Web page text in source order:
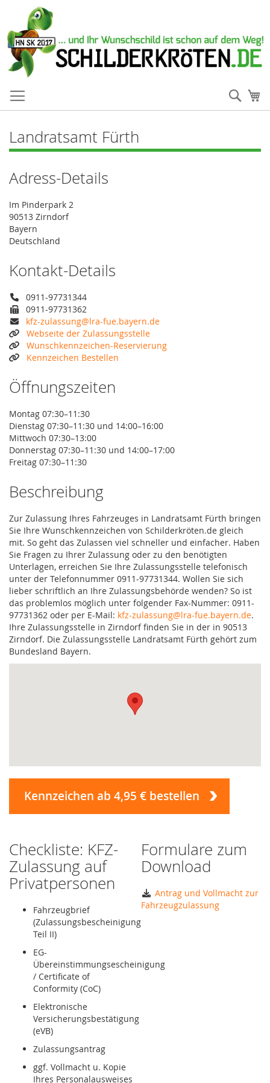
Landratsamt Fürth
Adress-Details
Im Pinderpark 2
90513 Zirndorf
Bayern
Deutschland
Kontakt-Details
0911-97731344
0911-97731362
kfz-zulassung@lra-fue.bayern.de
Webseite der Zulassungsstelle
Wunschkennzeichen-Reservierung
Kennzeichen Bestellen
Öffnungszeiten
Montag 07:30–11:30
Dienstag 07:30–11:30 und 14:00–16:00
Mittwoch 07:30–13:00
Donnerstag 07:30–11:30 und 14:00–17:00
Freitag 07:30–11:30
Beschreibung
Zur Zulassung Ihres Fahrzeuges in Landratsamt Fürth bringen
Sie Ihre Wunschkennzeichen von Schilderkröten.de gleich
mit. So geht das Zulassen viel schneller und einfacher. Haben
Sie Fragen zu Ihrer Zulassung oder zu den benötigten
Unterlagen, erreichen Sie Ihre Zulassungsstelle telefonisch
unter der Telefonnummer 0911-97731344. Wollen Sie sich
lieber schriftlich an Ihre Zulassungsbehörde wenden? So ist
das problemlos möglich unter folgender Fax-Nummer: 0911-
97731362 oder per E-Mail: kfz-zulassung@lra-fue.bayern.de.
Ihre Zulassungsstelle in Zirndorf finden Sie in der in 90513
Zirndorf. Die Zulassungsstelle Landratsamt Fürth gehört zum
Bundesland Bayern.
Kennzeichen ab 4,95 € bestellen
Checkliste: KFZ-
Zulassung auf
Privatpersonen
Fahrzeugbrief
(Zulassungsbescheinigung
Teil II)
EG-
Übereinstimmungsescheinigung
/ Certificate of
Conformity (CoC)
Elektronische
Versicherungsbestätigung
(eVB)
Zulassungsantrag
ggf. Vollmacht u. Kopie
Ihres Personalausweises
Formulare zum
Download
Antrag und Vollmacht zur
Fahrzeugzulassung